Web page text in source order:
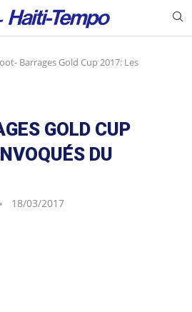
Barrages Gold Cup 2017: Les
GOLD CUP
DU
18/03/2017